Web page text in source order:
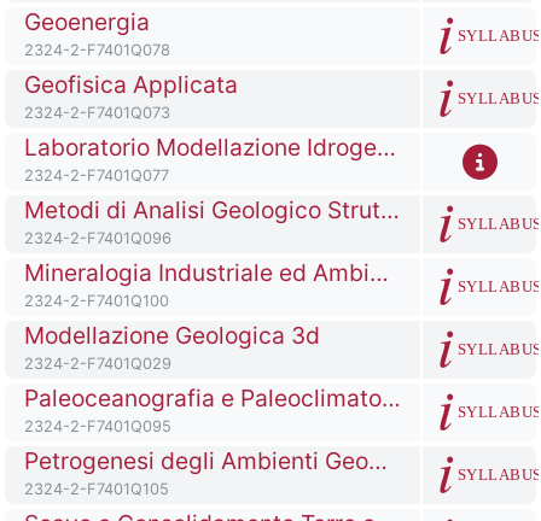
Titolo del corso
Geoenergia
Codice identificativo del corso
2324-2-F7401Q078
SYLLABUS
Titolo del corso
Geofisica Applicata
Codice identificativo del corso
2324-2-F7401Q073
SYLLABUS
Titolo del corso Laboratorio Modellazione Idrogeologica
Codice identificativo del corso
2324-2-F7401Q077
Titolo del corso Metodi di Analisi Geologico Strutturale
Codice identificativo del corso
2324-2-F7401Q096
SYLLABUS
Titolo del corso Mineralogia Industriale ed Ambientale
Codice identificativo del corso
2324-2-F7401Q100
SYLLABUS
Titolo del corso
Modellazione Geologica 3d
Codice identificativo del corso
2324-2-F7401Q029
SYLLABUS
Titolo del corso Paleoceanografia e Paleoclimatologia
Codice identificativo del corso
2324-2-F7401Q095
SYLLABUS
Titolo del corso Petrogenesi degli Ambienti Geodinamici
Codice identificativo del corso
2324-2-F7401Q105
SYLLABUS